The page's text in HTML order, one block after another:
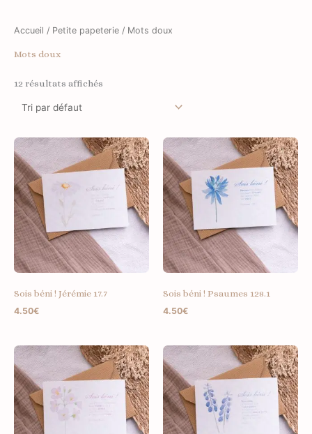
Accueil / Petite papeterie / Mots doux
Mots doux
12 résultats affichés
Sois béni ! Jérémie 17.7
4.50€
Sois béni ! Psaumes 128.1
4.50€